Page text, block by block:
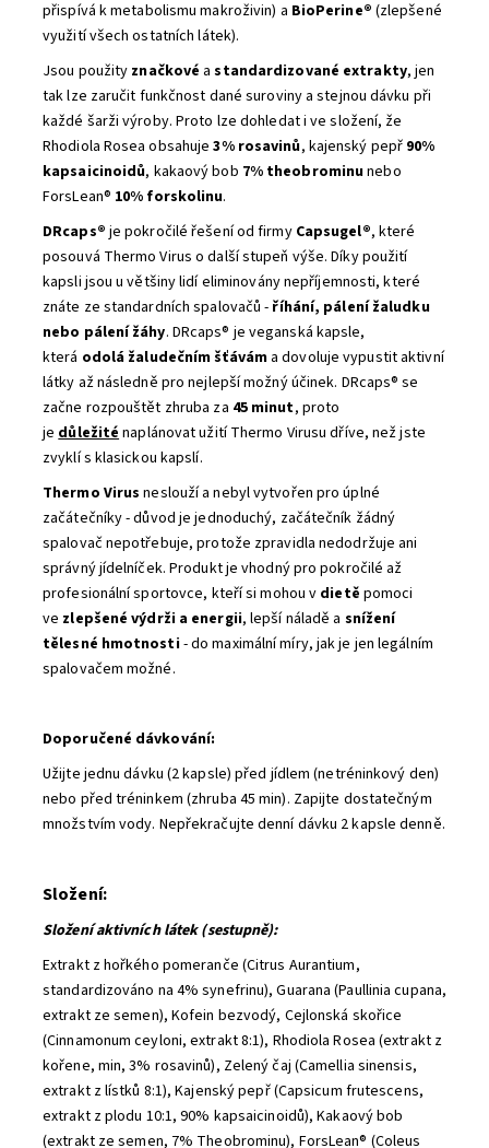
přispívá k metabolismu makroživin) a BioPerine® (zlepšené
využití všech ostatních látek).
Jsou použity značkové astandardizované extrakty, jen
tak lze zaručit funkčnost dané suroviny a stejnou dávku při
každé šarži výroby. Proto lze dohledat i ve složení, že
Rhodiola Rosea obsahuje3% rosavinů, kajenský pepř 90%
kapsaicinoidů, kakaový bob 7% theobrominunebo
ForsLean® 10% forskolinu.
DRcaps® je pokročilé řešení od firmy Capsugel®, které
posouvá Thermo Virus o další stupeň výše. Díky použití
kapsli jsou u většiny lidí eliminovány nepříjemnosti, které
znáte ze standardních spalovačů - říhání, pálení žaludku
nebo pálení žáhy. DRcaps® je veganská kapsle,
která odolá žaludečním šťáváma dovoluje vypustit aktivní
látky až následně pro nejlepší možný účinek. DRcaps® se
začne rozpouštět zhruba za 45 minut, proto
je důležité naplánovat užití Thermo Virusu dříve, než jste
zvyklí s klasickou kapslí.
Thermo Virus neslouží a nebyl vytvořen pro úplné
začátečníky - důvod je jednoduchý, začátečník žádný
spalovač nepotřebuje, protože zpravidla nedodržuje ani
správný jídelníček. Produkt je vhodný pro pokročilé až
profesionální sportovce, kteří si mohou v dietě pomoci
ve zlepšené výdrži a energii, lepší náladě a snížení
tělesné hmotnosti- do maximální míry, jak je jen legálním
spalovačem možné.
Doporučené dávkování:
Užijte jednu dávku (2 kapsle) před jídlem (netréninkový den)
nebo před tréninkem (zhruba 45 min). Zapijte dostatečným
množstvím vody. Nepřekračujte denní dávku 2 kapsle denně.
Složení:
Složení aktivních látek (sestupně):
Extrakt z hořkého pomeranče (Citrus Aurantium,
standardizováno na 4% synefrinu), Guarana (Paullinia cupana,
extrakt ze semen), Kofein bezvodý, Cejlonská skořice
(Cinnamonum ceyloni, extrakt 8:1), Rhodiola Rosea (extrakt z
kořene, min, 3% rosavinů), Zelený čaj (Camellia sinensis,
extrakt z lístků 8:1), Kajenský pepř (Capsicum frutescens,
extrakt z plodu 10:1, 90% kapsaicinoidů), Kakaový bob
(extrakt ze semen, 7% Theobrominu), ForsLean® (Coleus